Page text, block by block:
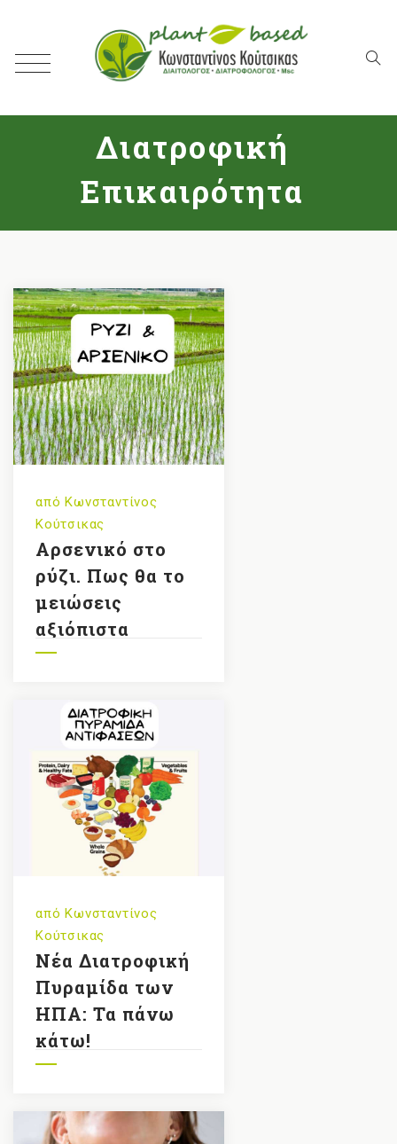
Διατροφική
Επικαιρότητα
απόΚωνσταντίνος
Κούτσικας
Αρσενικό στο
ρύζι. Πως θα το
μειώσεις
αξιόπιστα
απόΚωνσταντίνος
Κούτσικας
Νέα Διατροφική
Πυραμίδα των
ΗΠΑ: Τα πάνω
κάτω!